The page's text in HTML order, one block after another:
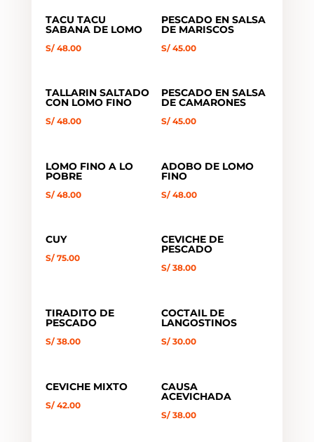
TACU TACU
SABANA DE LOMO
S/48.00
PESCADO EN SALSA
DE MARISCOS
S/ 45.00
TALLARIN SALTADO
CON LOMO FINO
S/48.00
PESCADO EN SALSA
DE CAMARONES
S/ 45.00
LOMO FINO A LO
POBRE
S/48.00
ADOBO DE LOMO
FINO
S/ 48.00
CUY
S/75.00
CEVICHE DE
PESCADO
S/ 38.00
TIRADITO DE
PESCADO
S/38.00
COCTAIL DE
LANGOSTINOS
S/ 30.00
CEVICHE MIXTO
S/42.00
CAUSA
ACEVICHADA
S/ 38.00